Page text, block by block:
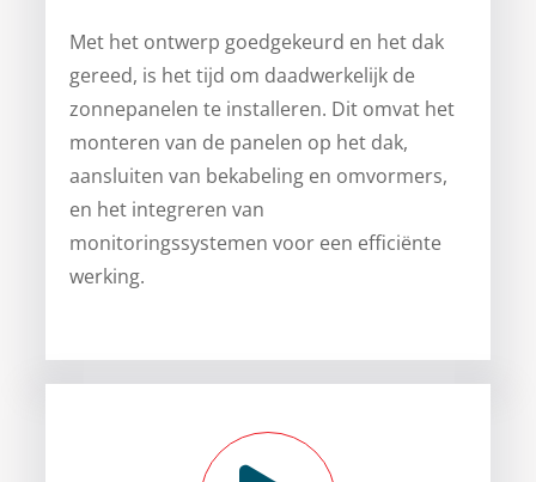
Met het ontwerp goedgekeurd en het dak
gereed, is het tijd om daadwerkelijk de
zonnepanelen te installeren. Dit omvat het
monteren van de panelen op het dak,
aansluiten van bekabeling en omvormers,
en het integreren van
monitoringssystemen voor een efficiënte
werking.